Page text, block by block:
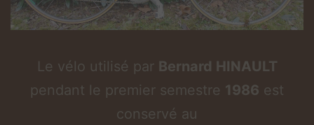
Le vélo utilisé par Bernard HINAULT
pendant le premier semestre 1986 est
conservé au